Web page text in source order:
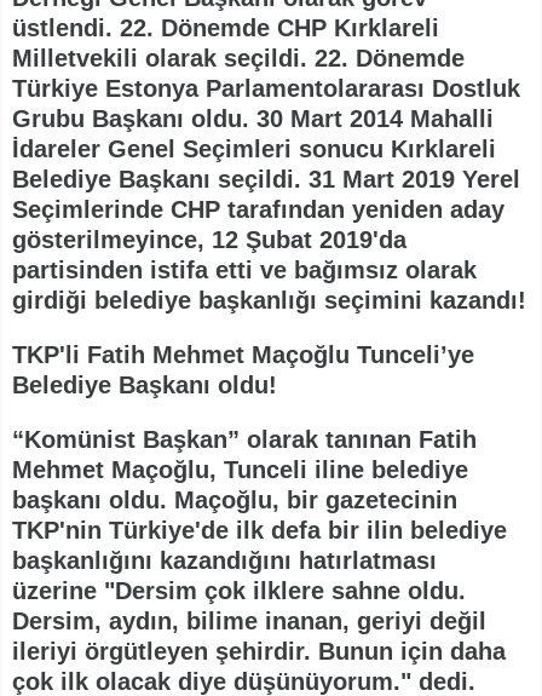
üstlendi. 22. Dönemde CHP Kırklareli
Milletvekili olarak seçildi. 22. Dönemde
Türkiye Estonya Parlamentolararası Dostluk
Grubu Başkanı oldu. 30 Mart 2014 Mahalli
İdareler Genel Seçimleri sonucu Kırklareli
Belediye Başkanı seçildi. 31 Mart 2019 Yerel
Seçimlerinde CHP tarafından yeniden aday
gösterilmeyince, 12 Şubat 2019'da
partisinden istifa etti ve bağımsız olarak
girdiği belediye başkanlığı seçimini kazandı!
TKP'li Fatih Mehmet Maçoğlu Tunceli’ye
Belediye Başkanı oldu!
“Komünist Başkan” olarak tanınan Fatih
Mehmet Maçoğlu, Tunceli iline belediye
başkanı oldu. Maçoğlu, bir gazetecinin
TKP'nin Türkiye'de ilk defa bir ilin belediye
başkanlığını kazandığını hatırlatması
üzerine "Dersim çok ilklere sahne oldu.
Dersim, aydın, bilime inanan, geriyi değil
ileriyi örgütleyen şehirdir. Bunun için daha
çok ilk olacak diye düşünüyorum." dedi.